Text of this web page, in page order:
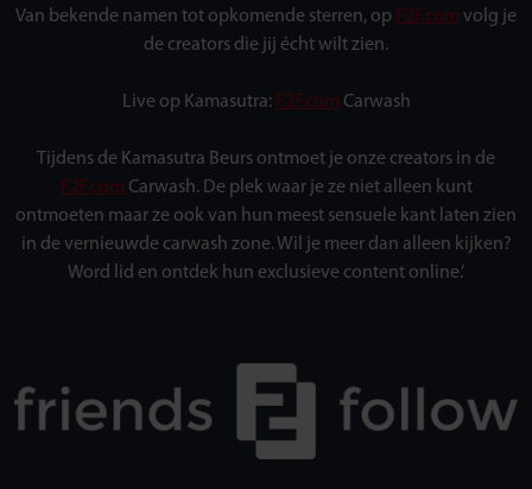
Van bekende namen tot opkomende sterren, op F2F.com volg je
de creators die jij écht wilt zien.
Live op Kamasutra: F2F.com Carwash
Tijdens de Kamasutra Beurs ontmoet je onze creators in de
F2F.com Carwash. De plek waar je ze niet alleen kunt
ontmoeten maar ze ook van hun meest sensuele kant laten zien
in de vernieuwde carwash zone. Wil je meer dan alleen kijken?
Word lid en ontdek hun exclusieve content online.’